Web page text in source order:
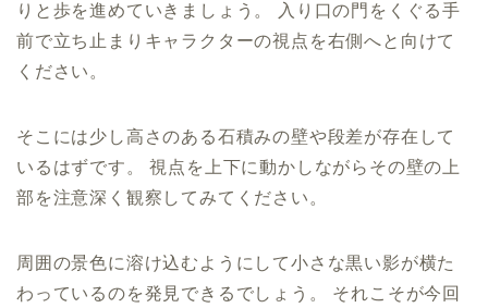
りと歩を進めていきましょう。 入り口の門をくぐる手
前で立ち止まりキャラクターの視点を右側へと向けて
ください。
そこには少し高さのある石積みの壁や段差が存在して
いるはずです。 視点を上下に動かしながらその壁の上
部を注意深く観察してみてください。
周囲の景色に溶け込むようにして小さな黒い影が横た
わっているのを発見できるでしょう。 それこそが今回